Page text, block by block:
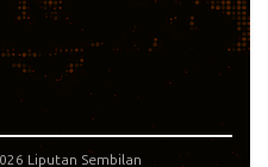
Liputan Sembilan